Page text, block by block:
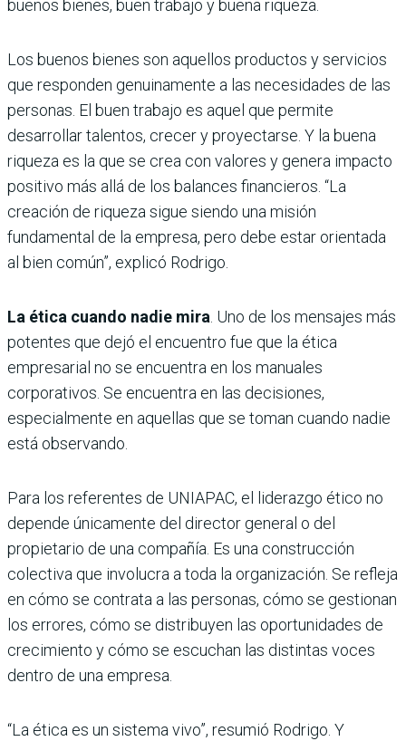
buenos bienes, buen trabajo y buena riqueza.
Los buenos bienes son aquellos productos y servicios
que responden genuinamente a las necesidades de las
personas. El buen trabajo es aquel que permite
desarrollar talentos, crecer y proyectarse. Y la buena
riqueza es la que se crea con valores y genera impacto
positivo más allá de los balances financieros. “La
creación de riqueza sigue siendo una misión
fundamental de la empresa, pero debe estar orientada
al bien común”, explicó Rodrigo.
La ética cuando nadie mira. Uno de los mensajes más
potentes que dejó el encuentro fue que la ética
empresarial no se encuentra en los manuales
corporativos. Se encuentra en las decisiones,
especialmente en aquellas que se toman cuando nadie
está observando.
Para los referentes de UNIAPAC, el liderazgo ético no
depende únicamente del director general o del
propietario de una compañía. Es una construcción
colectiva que involucra a toda la organización. Se refleja
en cómo se contrata a las personas, cómo se gestionan
los errores, cómo se distribuyen las oportunidades de
crecimiento y cómo se escuchan las distintas voces
dentro de una empresa.
“La ética es un sistema vivo”, resumió Rodrigo. Y